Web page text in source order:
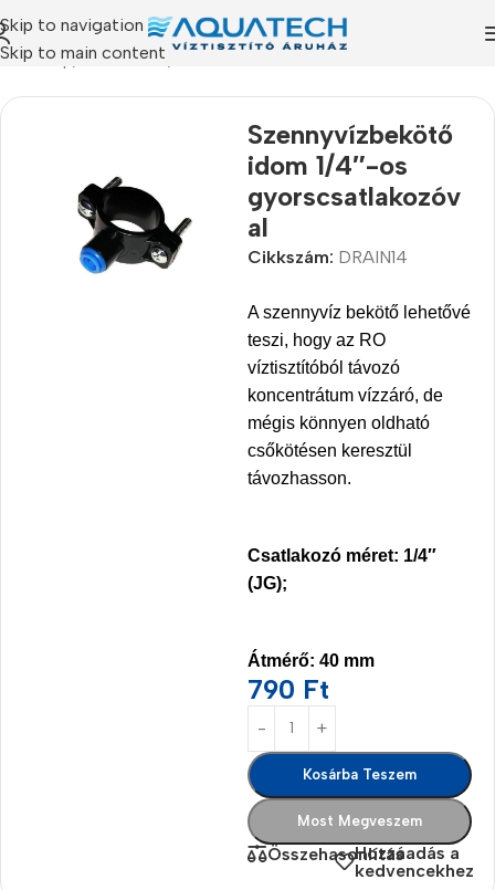
Skip to navigation
Skip to main content
Kezdőlap/Termékeink
Szennyvízbekötő
idom 1/4″-os
gyorscsatlakozóv
al
Cikkszám: DRAIN14
A szennyvíz bekötő lehetővé
teszi, hogy az RO
víztisztítóból távozó
koncentrátum vízzáró, de
mégis könnyen oldható
csőkötésen keresztül
távozhasson.
Csatlakozó méret: 1/4″
(JG);
Átmérő: 40 mm
790 Ft
Kosárba Teszem
Most Megveszem
ÖsszehasonlításHozzáadás a
kedvencekhez